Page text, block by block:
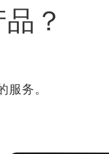
？
务。